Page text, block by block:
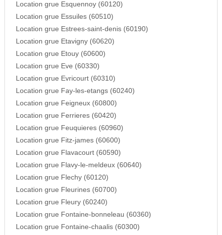
Location grue Esquennoy (60120)
Location grue Essuiles (60510)
Location grue Estrees-saint-denis (60190)
Location grue Etavigny (60620)
Location grue Etouy (60600)
Location grue Eve (60330)
Location grue Evricourt (60310)
Location grue Fay-les-etangs (60240)
Location grue Feigneux (60800)
Location grue Ferrieres (60420)
Location grue Feuquieres (60960)
Location grue Fitz-james (60600)
Location grue Flavacourt (60590)
Location grue Flavy-le-meldeux (60640)
Location grue Flechy (60120)
Location grue Fleurines (60700)
Location grue Fleury (60240)
Location grue Fontaine-bonneleau (60360)
Location grue Fontaine-chaalis (60300)